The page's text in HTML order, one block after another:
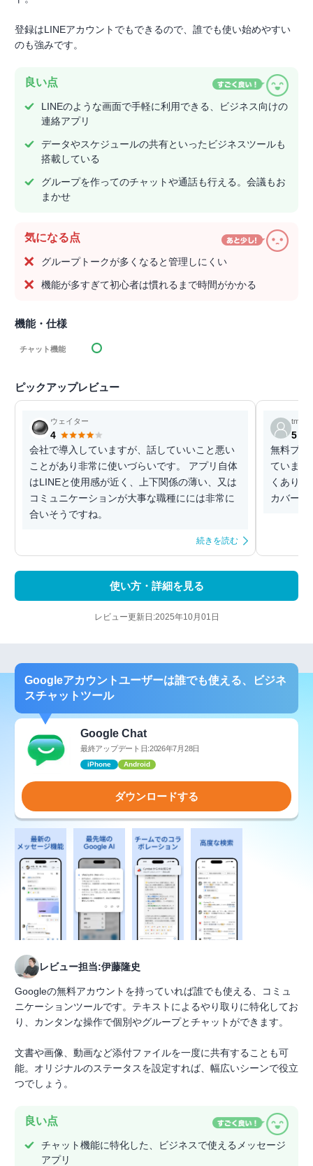
登録はLINEアカウントでもできるので、誰でも使い始めやすい
のも強みです。
良い点
LINEのような画面で手軽に利用できる、ビジネス向けの
連絡アプリ
データやスケジュールの共有といったビジネスツールも
搭載している
グループを作ってのチャットや通話も行える。会議もお
まかせ
気になる点
グループトークが多くなると管理しにくい
機能が多すぎて初心者は慣れるまで時間がかかる
機能・仕様
チャット機能
ピックアップレビュー
ウェイター
4
会社で導入していますが、話していいこと悪い
ことがあり非常に使いづらいです。 アプリ自体
はLINEと使用感が近く、上下関係の薄い、又は
コミュニケーションが大事な職種にには非常に
合いそうですね。
続きを読む
tmttmt
5
無料プラ
ています
くあり
カバーさ
使い方・詳細を見る
レビュー更新日:2025年10月01日
Googleアカウントユーザーは誰でも使える、ビジネ
スチャットツール
Google Chat
最終アップデート日:2026年7月28日
iPhone Android
ダウンロードする
レビュー担当:伊藤隆史
Googleの無料アカウントを持っていれば誰でも使える、コミュ
ニケーションツールです。テキストによるやり取りに特化してお
り、カンタンな操作で個別やグループとチャットができます。
文書や画像、動画など添付ファイルを一度に共有することも可
能。オリジナルのステータスを設定すれば、幅広いシーンで役立
つでしょう。
良い点
チャット機能に特化した、ビジネスで使えるメッセージ
アプリ